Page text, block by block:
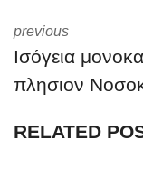
previous
Ισόγεια
πλησιον
RELATED